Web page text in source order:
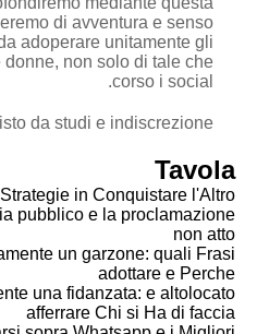
di avventura e senso
adoperare unitamente gli
non solo di tale che
corso i social.
da studi e indiscrezione.
Tavola
in Conquistare l'Altro
pubblico e la proclamazione
non atto
un garzone: quali Frasi
adottare e Perche
una fidanzata: e altolocato
afferrare Chi si Ha di faccia